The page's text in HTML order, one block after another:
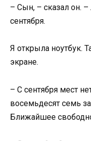
– Сын, – сказал он.
сентября.
Я открыла ноутбук.
экране.
– С сентября мест
восемьдесят семь
Ближайшее